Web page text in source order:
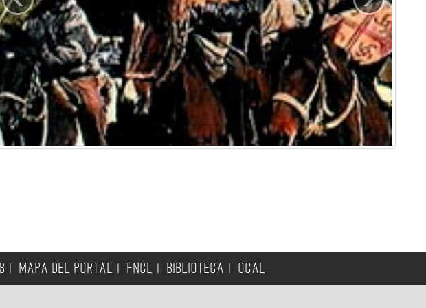
MAPA DEL PORTAL FNCL BIBLIOTECA OCAL